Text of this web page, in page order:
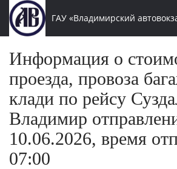
ГАУ «Владимирский
Информация о
проезда, провоза
клади по рейсу
Владимир
10.06.2026, время
07:00